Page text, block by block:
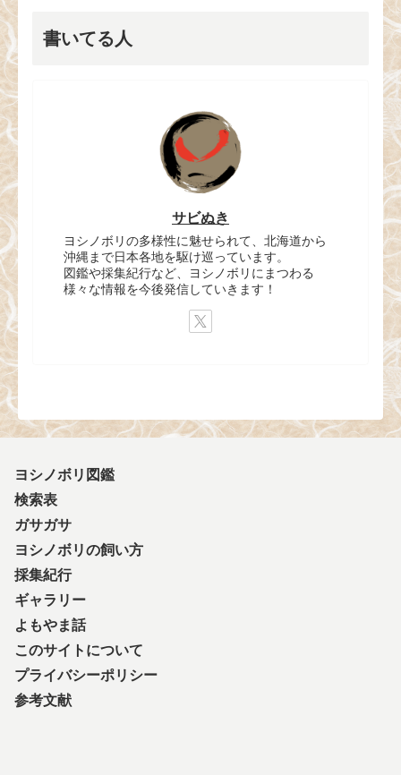
書いてる人
サビぬき
ヨシノボリの多様性に魅せられて、北海道から
沖縄まで日本各地を駆け巡っています。
図鑑や採集紀行など、ヨシノボリにまつわる
様々な情報を今後発信していきます！
ヨシノボリ図鑑
検索表
ガサガサ
ヨシノボリの飼い方
採集紀行
ギャラリー
よもやま話
このサイトについて
プライバシーポリシー
参考文献